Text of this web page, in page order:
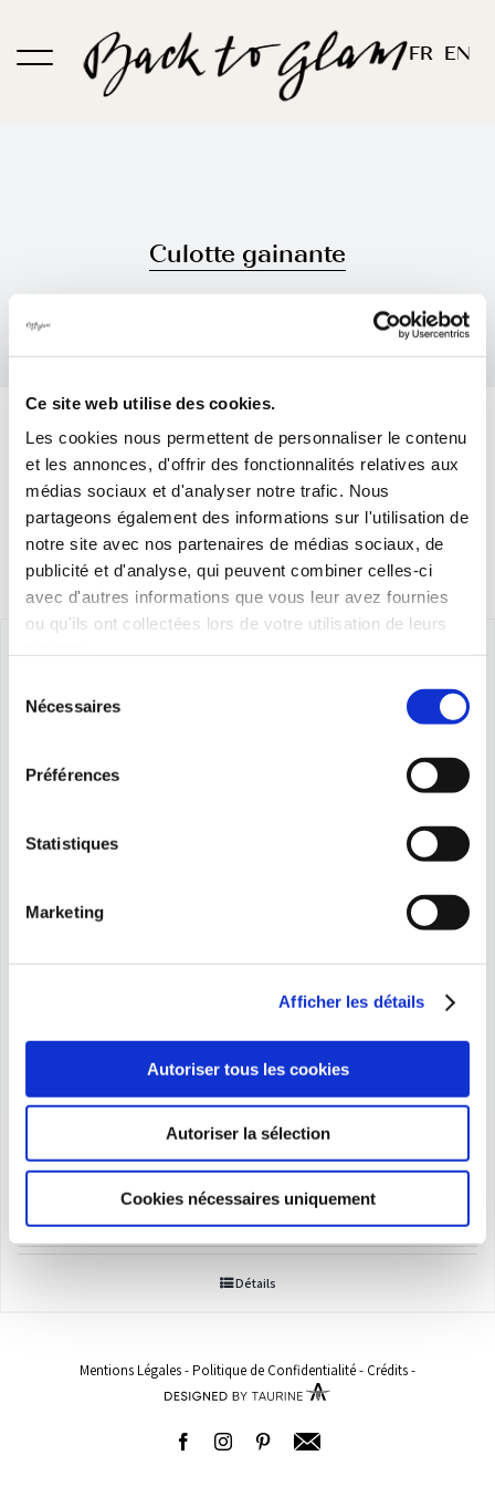
Ce site web utilise des cookies.
Les cookies nous permettent de personnaliser le contenu
et les annonces, d'offrir des fonctionnalités relatives aux
médias sociaux et d'analyser notre trafic. Nous
partageons également des informations sur l'utilisation de
notre site avec nos partenaires de médias sociaux, de
publicité et d'analyse, qui peuvent combiner celles-ci
avec d'autres informations que vous leur avez fournies
ou qu'ils ont collectées lors de votre utilisation de leurs
Nécessaires
Préférences
Statistiques
Marketing
Afficher les détails
Autoriser tous les cookies
Autoriser la sélection
Cookies nécessaires uniquement
au
FR EN
Culotte gainante
Trier parPrix
Montrer24 produits
Culotte gainante
149,00€Plage
de
prix :
149,00€
Détails
Mentions Légales- Politique de Confidentialité- Crédits-
FacebookInstagramPinterest
Adresse